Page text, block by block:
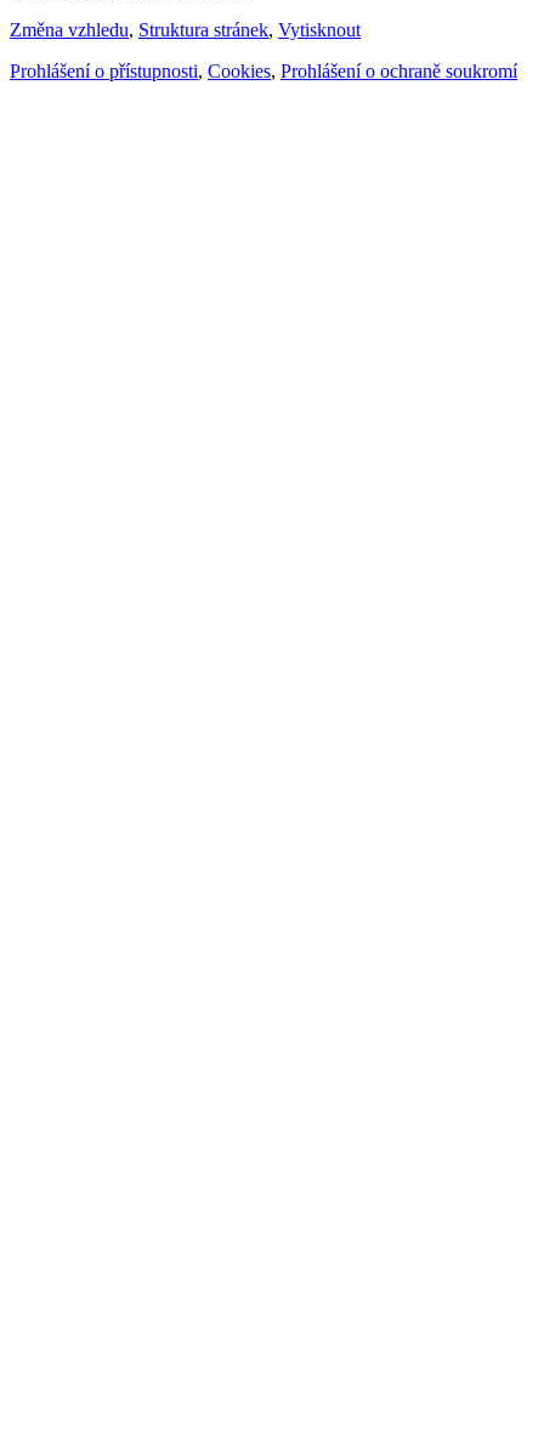
Změna vzhledu, Struktura stránek, Vytisknout
Prohlášení o přístupnosti, Cookies, Prohlášení o ochraně soukromí